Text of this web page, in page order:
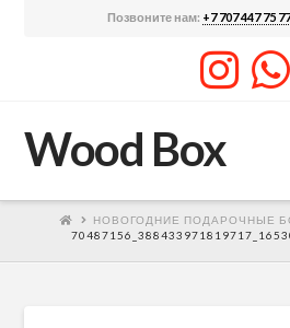
Позвоните нам: +7 707 447 75 77
Wood Box
НОВОГОДНИЕ ПОДАРОЧНЫЕ